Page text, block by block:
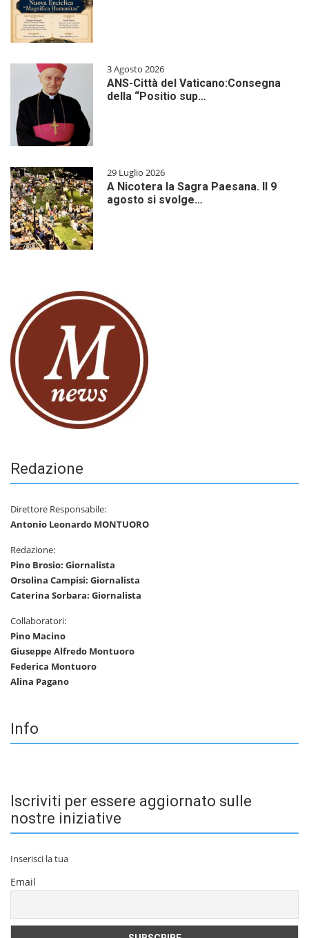
3 Agosto 2026
ANS-Città del Vaticano:Consegna
della “Positio sup…
29 Luglio 2026
A Nicotera la Sagra Paesana. Il 9
agosto si svolge…
Redazione
Direttore Responsabile:
Antonio Leonardo MONTUORO
Redazione:
Pino Brosio: Giornalista
Orsolina Campisi: Giornalista
Caterina Sorbara: Giornalista
Collaboratori:
Pino Macino
Giuseppe Alfredo Montuoro
Federica Montuoro
Alina Pagano
Info
Iscriviti per essere aggiornato sulle
nostre iniziative
Inserisci la tua
Email